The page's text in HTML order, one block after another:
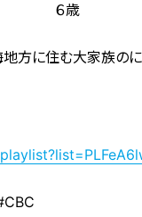
さん ６歳
地方に住む大家族の